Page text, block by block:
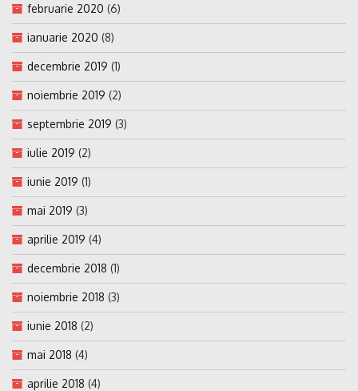
februarie 2020 (6)
ianuarie 2020 (8)
decembrie 2019 (1)
noiembrie 2019 (2)
septembrie 2019 (3)
iulie 2019 (2)
iunie 2019 (1)
mai 2019 (3)
aprilie 2019 (4)
decembrie 2018 (1)
noiembrie 2018 (3)
iunie 2018 (2)
mai 2018 (4)
aprilie 2018 (4)